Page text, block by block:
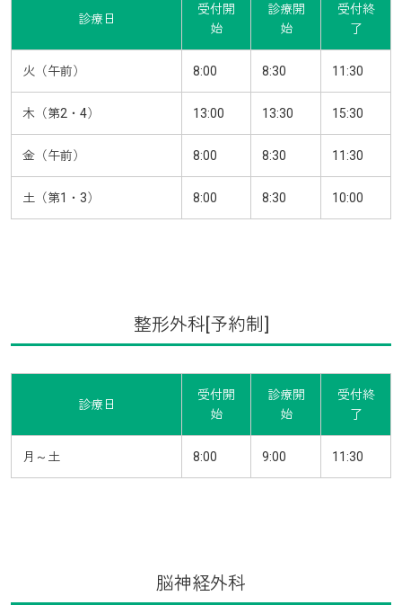
診療日
受付開
始
診療開
始
受付終
了
火（午前） 8:00 8:30 11:30
木（第2・4） 13:00 13:30 15:30
金（午前） 8:00 8:30 11:30
土（第1・3） 8:00 8:30 10:00
整形外科[予約制]
診療日
受付開
始
診療開
始
受付終
了
月～土 8:00 9:00 11:30
脳神経外科